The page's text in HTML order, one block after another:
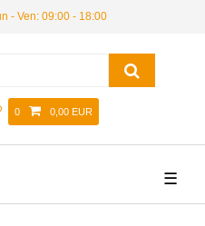
- Ven: 09:00 - 18:00
0 0,00 EUR
☰